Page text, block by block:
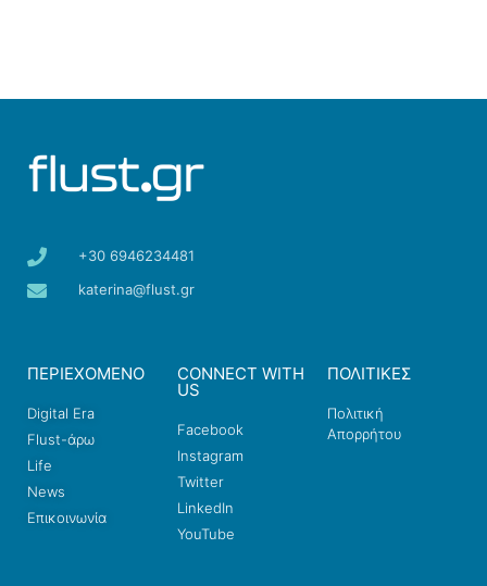
+30 6946234481
katerina@flust.gr
ΠΕΡΙΕΧΟΜΕΝΟ
Digital Era
Flust-άρω
Life
News
Επικοινωνία
CONNECT WITH
US
Facebook
Instagram
Twitter
LinkedIn
YouTube
ΠΟΛΙΤΙΚΕΣ
Πολιτική
Απορρήτου